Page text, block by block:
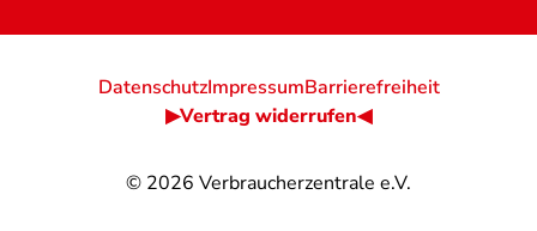
© 2026 Verbraucherzentrale e.V.
DatenschutzImpressumBarrierefreiheit
▶Vertrag widerrufen◀